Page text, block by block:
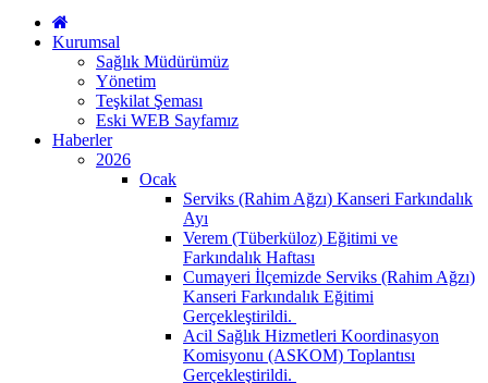
Kurumsal
Sağlık Müdürümüz
Yönetim
Teşkilat Şeması
Eski WEB Sayfamız
Haberler
2026
Ocak
Serviks (Rahim Ağzı) Kanseri Farkındalık
Ayı
Verem (Tüberküloz) Eğitimi ve
Farkındalık Haftası
Cumayeri İlçemizde Serviks (Rahim Ağzı)
Kanseri Farkındalık Eğitimi
Gerçekleştirildi. ​
Acil Sağlık Hizmetleri Koordinasyon
Komisyonu (ASKOM) Toplantısı
Gerçekleştirildi. ​